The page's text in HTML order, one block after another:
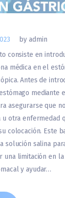
by admin
consiste en
médica en el
Antes de
mediante
asegurarse que
u otra enfermedad
colocación. Este
solución salina
una limitación en la
y ayudar…